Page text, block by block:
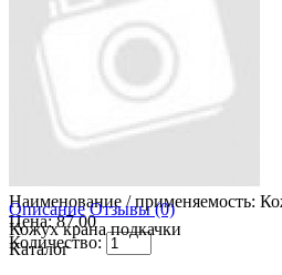
Наименование / применяемость:
Цена: 87.00
Количество:
Описание Отзывы (0)
Кожух крана подкачки
Каталог